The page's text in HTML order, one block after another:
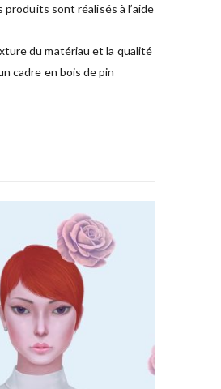
sont réalisés à l’aide
du matériau et la qualité
cadre en bois de pin